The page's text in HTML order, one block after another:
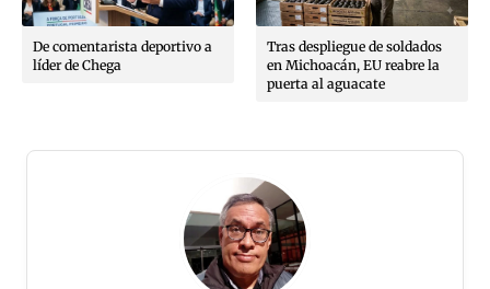
De comentarista deportivo a
líder de Chega
Tras despliegue de soldados
en Michoacán, EU reabre la
puerta al aguacate